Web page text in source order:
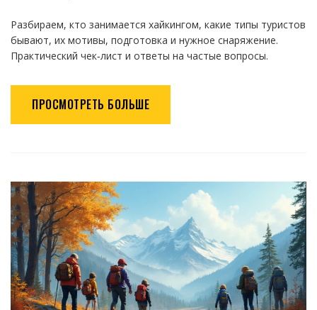
Разбираем, кто занимается хайкингом, какие типы туристов
бывают, их мотивы, подготовка и нужное снаряжение.
Практический чек‑лист и ответы на частые вопросы.
ПРОСМОТРЕТЬ БОЛЬШЕ